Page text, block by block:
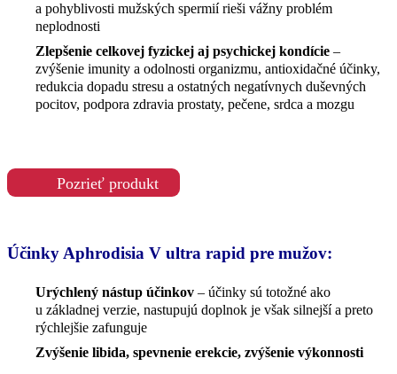
a pohyblivosti mužských spermií rieši vážny problém
neplodnosti
Zlepšenie celkovej fyzickej aj psychickej kondície –
zvýšenie imunity a odolnosti organizmu, antioxidačné účinky,
redukcia dopadu stresu a ostatných negatívnych duševných
pocitov, podpora zdravia prostaty, pečene, srdca a mozgu
Pozrieť produkt
Účinky Aphrodisia V ultra rapid pre mužov:
Urýchlený nástup účinkov – účinky sú totožné ako
u základnej verzie, nastupujú doplnok je však silnejší a preto
rýchlejšie zafunguje
Zvýšenie libida, spevnenie erekcie, zvýšenie výkonnosti